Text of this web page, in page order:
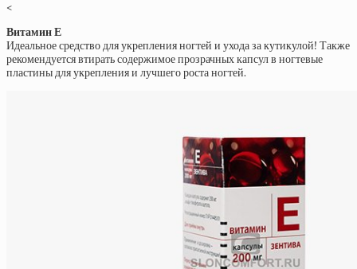
<
Витамин Е
Идеальное средство для укрепления ногтей и ухода за кутикулой! Также
рекомендуется втирать содержимое прозрачных капсул в ногтевые
пластины для укрепления и лучшего роста ногтей.